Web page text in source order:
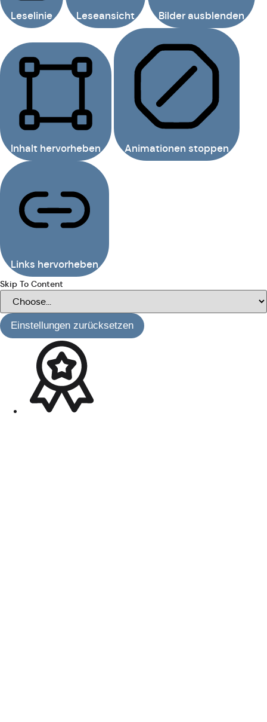
Leselinie Leseansicht Bilder ausblenden
Inhalt hervorheben Animationen stoppen
Links hervorheben
Skip To Content
Einstellungen zurücksetzen